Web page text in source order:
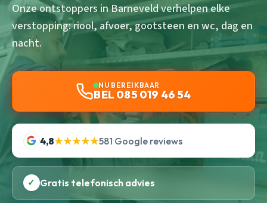
Onze ontstoppers in Barneveld verhelpen elke
verstopping: riool, afvoer, gootsteen en wc, dag en
nacht.
NU BEREIKBAAR
BEL 085 019 46 54
4,8★★★★★581 Google reviews
✓ Gratis telefonisch advies